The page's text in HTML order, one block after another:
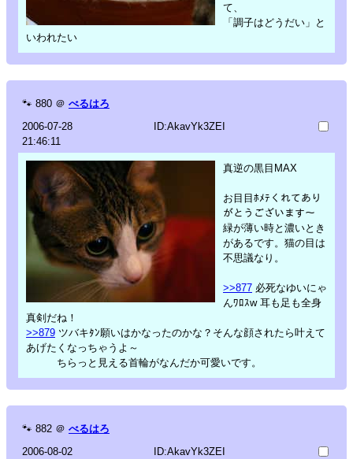
て、
「調子はどうだい」と
いわれたい
🐾 880 ＠ べるはろ
2006-07-28
21:46:11
ID:AkavYk3ZEI
真逆の黒目MAX
お目目ﾎﾒﾃくれてあり
がとうございます～
緑が薄い時と濃いとき
があるです。猫の目は
不思議なり。
>>877 必死なゆいにゃ
んﾜﾛｽw 耳も足も全身
真剣だね！
>>879 ツバキﾀﾝ願いはかなったのかな？そんな顔されたら叶えて
あげたくなっちゃうよ～
ちらっと見える首輪がなんだか可愛いです。
🐾 882 ＠ べるはろ
2006-08-02
ID:AkavYk3ZEI